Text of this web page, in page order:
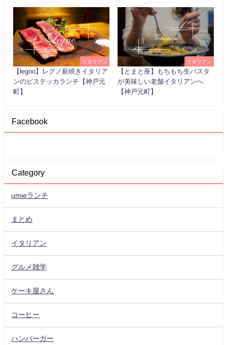
イタリアン
【legno】レグノ薪焼きイタリア
ンのビステッカランチ【神戸元
町】
イタリアン
【とまと座】もちもち生パスタ
が美味しい老舗イタリアンへ
【神戸元町】
Facebook
Category
umieランチ
まとめ
イタリアン
グルメ雑学
ケーキ屋さん
コーヒー
ハンバーガー